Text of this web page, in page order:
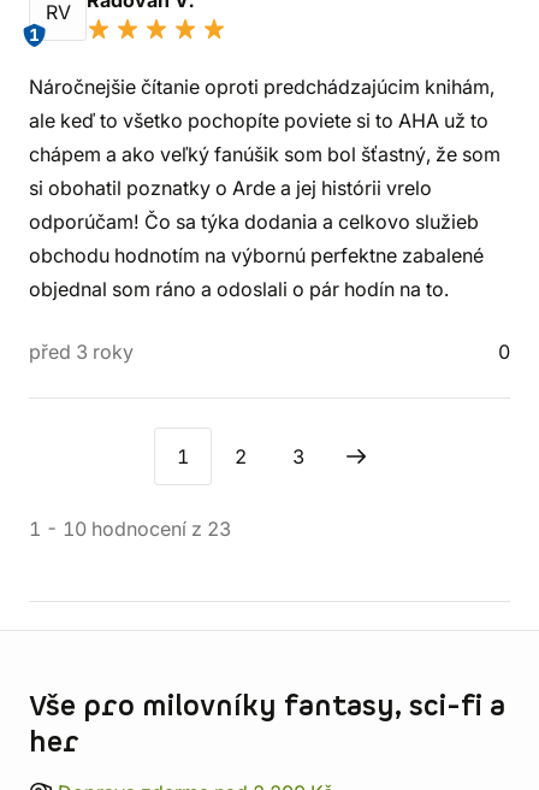
RV
1
Náročnejšie čítanie oproti predchádzajúcim knihám,
ale keď to všetko pochopíte poviete si to AHA už to
chápem a ako veľký fanúšik som bol šťastný, že som
si obohatil poznatky o Arde a jej histórii vrelo
odporúčam! Čo sa týka dodania a celkovo služieb
obchodu hodnotím na výbornú perfektne zabalené
objednal som ráno a odoslali o pár hodín na to.
před 3 roky 0
1 2 3
1 - 10 hodnocení z 23
Vše pro milovníky fantasy, sci-fi a
her